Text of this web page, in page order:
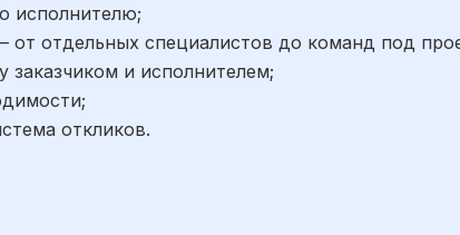
исполнителю;
отдельных специалистов до команд под
и исполнителем;
откликов.